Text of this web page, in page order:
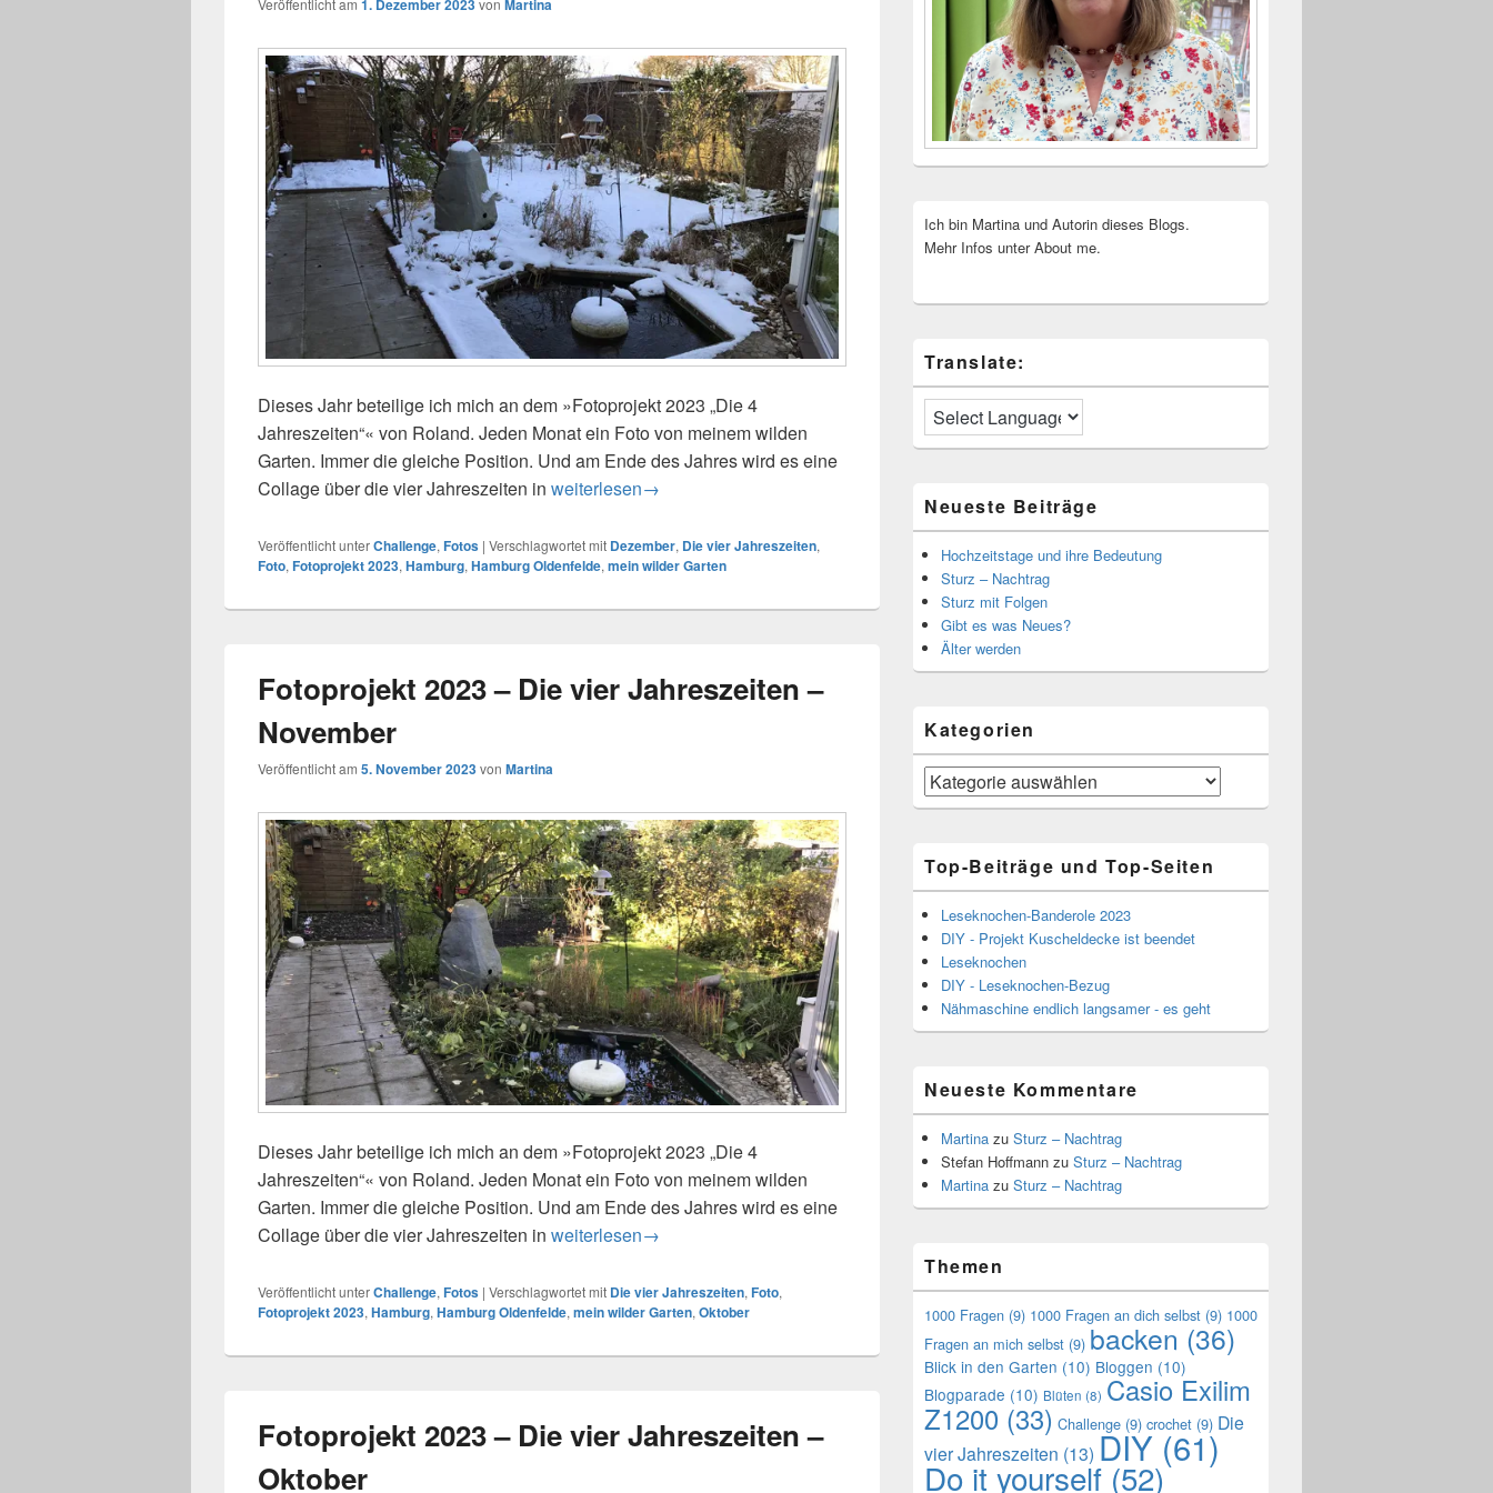
Veröffentlicht am 1. Dezember 2023von Martina
Dieses Jahr beteilige ich mich an dem »Fotoprojekt 2023 „Die 4
Jahreszeiten“« von Roland. Jeden Monat ein Foto von meinem wilden
Garten. Immer die gleiche Position. Und am Ende des Jahres wird es eine
Collage über die vier Jahreszeiten in Fotoprojekt 2023 – Die vier Jahreszeiten – Dezember
weiterlesen→
Veröffentlicht unterChallenge,Fotos | Verschlagwortet mit Dezember, Die vier Jahreszeiten,
Foto,Fotoprojekt 2023,Hamburg,Hamburg Oldenfelde,mein wilder Garten
Fotoprojekt 2023 – Die vier Jahreszeiten –
November
Veröffentlicht am 5. November 2023von Martina
Dieses Jahr beteilige ich mich an dem »Fotoprojekt 2023 „Die 4
Jahreszeiten“« von Roland. Jeden Monat ein Foto von meinem wilden
Garten. Immer die gleiche Position. Und am Ende des Jahres wird es eine
Collage über die vier Jahreszeiten in Fotoprojekt 2023 – Die vier Jahreszeiten – November
weiterlesen→
Veröffentlicht unterChallenge, Fotos | Verschlagwortet mit Die vier Jahreszeiten, Foto,
Fotoprojekt 2023, Hamburg, Hamburg Oldenfelde, mein wilder Garten, Oktober
Fotoprojekt 2023 – Die vier Jahreszeiten –
Oktober
Ich bin Martina und Autorin dieses Blogs.
Mehr Infos unter About me.
Translate:
Neueste Beiträge
Hochzeitstage und ihre Bedeutung
Sturz – Nachtrag
Sturz mit Folgen
Gibt es was Neues?
Älter werden
Kategorien
Kategorien
Top-Beiträge und Top-Seiten
Leseknochen-Banderole 2023
DIY - Projekt Kuscheldecke ist beendet
Leseknochen
DIY - Leseknochen-Bezug
Nähmaschine endlich langsamer - es geht
Neueste Kommentare
Martina zu Sturz – Nachtrag
Stefan Hoffmann zu Sturz – Nachtrag
Martina zu Sturz – Nachtrag
Themen
1000 Fragen (9) 1000 Fragen an dich selbst (9) 1000
Fragen an mich selbst (9) backen (36)
Blick in den Garten (10) Bloggen (10)
Blogparade (10) Blüten (8) Casio Exilim
Z1200 (33) Challenge (9) crochet (9) Die
vier Jahreszeiten (13) DIY(61)
Do it yourself (52)